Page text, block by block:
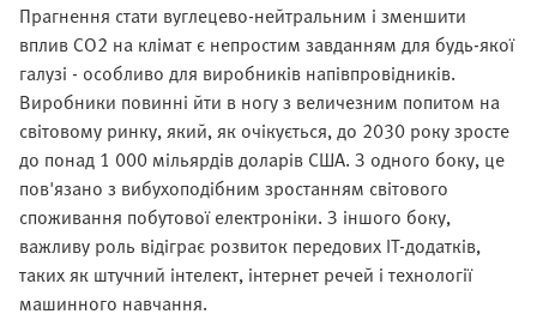
Прагнення стати вуглецево-нейтральним і зменшити
вплив CO2 на клімат є непростим завданням для будь-якої
галузі - особливо для виробників напівпровідників.
Виробники повинні йти в ногу з величезним попитом на
світовому ринку, який, як очікується, до 2030 року зросте
до понад 1 000 мільярдів доларів США. З одного боку, це
пов'язано з вибухоподібним зростанням світового
споживання побутової електроніки. З іншого боку,
важливу роль відіграє розвиток передових ІТ-додатків,
таких як штучний інтелект, інтернет речей і технології
машинного навчання.